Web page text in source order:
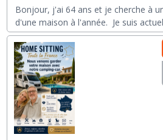
Bonjour, j'ai 64 ans et je cherche à
d'une maison à l'année. Je suis